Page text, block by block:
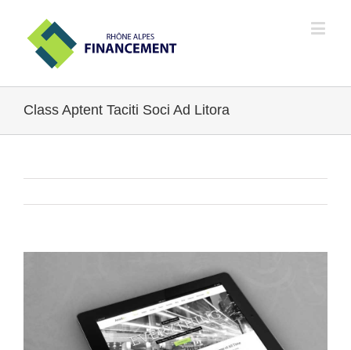
Class Aptent Taciti Soci Ad Litora